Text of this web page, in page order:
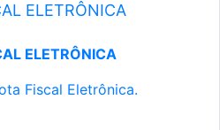
ELETRÔNICA
ELETRÔNICA
Fiscal Eletrônica.